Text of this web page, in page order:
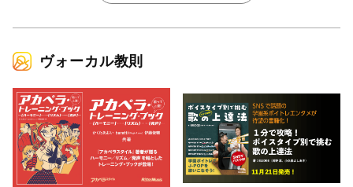
ヴォーカル教則